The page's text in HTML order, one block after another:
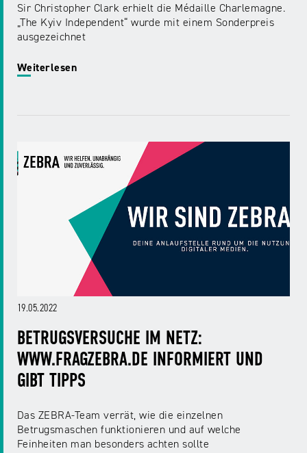
Sir Christopher Clark erhielt die Médaille Charlemagne.
„The Kyiv Independent“ wurde mit einem Sonderpreis
ausgezeichnet
Weiterlesen
19.05.2022
BETRUGSVERSUCHE IM NETZ:
WWW.FRAGZEBRA.DE INFORMIERT UND
GIBT TIPPS
Das ZEBRA-Team verrät, wie die einzelnen
Betrugsmaschen funktionieren und auf welche
Feinheiten man besonders achten sollte